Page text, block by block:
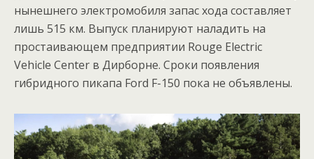
нынешнего электромобиля запас хода составляет
лишь 515 км. Выпуск планируют наладить на
простаивающем предприятии Rouge Electric
Vehicle Center в Дирборне. Сроки появления
гибридного пикапа Ford F-150 пока не объявлены.